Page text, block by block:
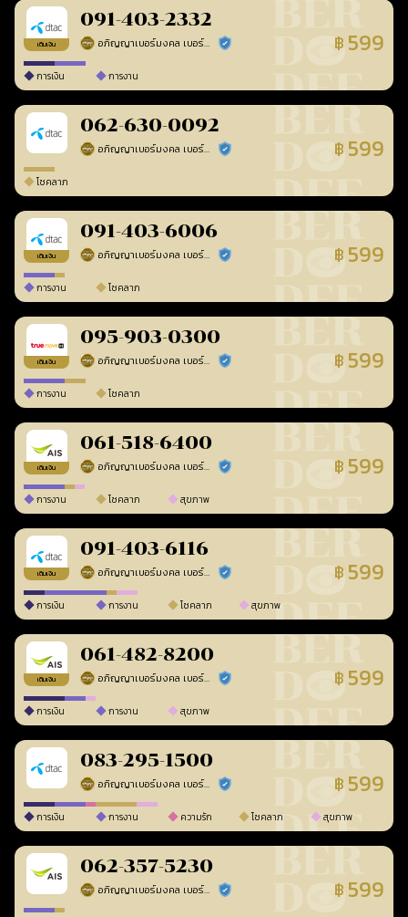
เติมเงิน
091-403-2332
อภิญญาเบอร์มงคล เบอร์สวยเลขศาสตร์ ร้านยืนยันแล้ว ฿ 599
การเงิน การงาน
062-630-0092
อภิญญาเบอร์มงคล เบอร์สวยเลขศาสตร์ ร้านยืนยันแล้ว ฿ 599
โชคลาภ
เติมเงิน
091-403-6006
อภิญญาเบอร์มงคล เบอร์สวยเลขศาสตร์ ร้านยืนยันแล้ว ฿ 599
การงาน โชคลาภ
เติมเงิน
095-903-0300
อภิญญาเบอร์มงคล เบอร์สวยเลขศาสตร์ ร้านยืนยันแล้ว ฿ 599
การงาน โชคลาภ
เติมเงิน
061-518-6400
อภิญญาเบอร์มงคล เบอร์สวยเลขศาสตร์ ร้านยืนยันแล้ว ฿ 599
การงาน โชคลาภ สุขภาพ
เติมเงิน
091-403-6116
อภิญญาเบอร์มงคล เบอร์สวยเลขศาสตร์ ร้านยืนยันแล้ว ฿ 599
การเงิน การงาน โชคลาภ สุขภาพ
เติมเงิน
061-482-8200
อภิญญาเบอร์มงคล เบอร์สวยเลขศาสตร์ ร้านยืนยันแล้ว ฿ 599
การเงิน การงาน สุขภาพ
083-295-1500
อภิญญาเบอร์มงคล เบอร์สวยเลขศาสตร์ ร้านยืนยันแล้ว ฿ 599
การเงิน การงาน ความรัก โชคลาภ สุขภาพ
062-357-5230
อภิญญาเบอร์มงคล เบอร์สวยเลขศาสตร์ ร้านยืนยันแล้ว ฿ 599